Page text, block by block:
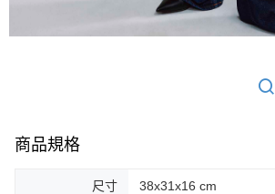
商品規格
尺寸 38x31x16 cm